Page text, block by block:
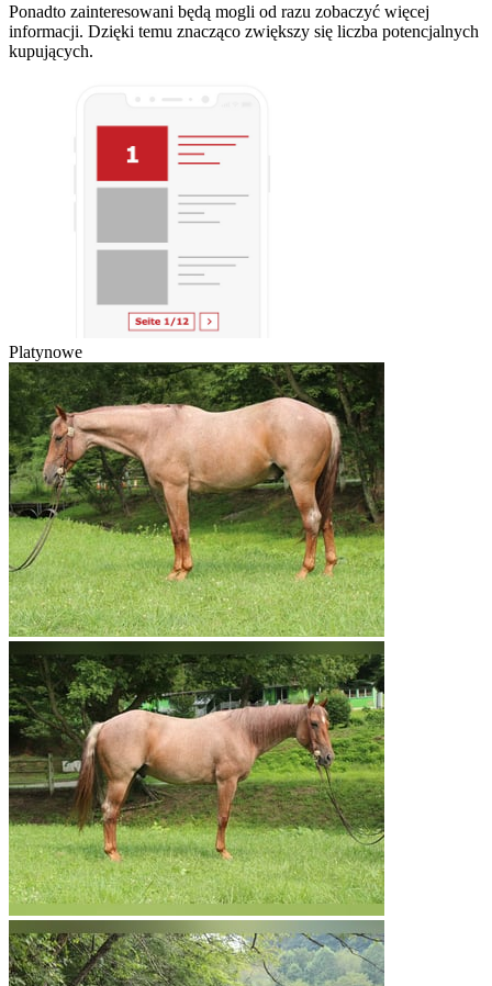
Ponadto zainteresowani będą mogli od razu zobaczyć więcej
informacji. Dzięki temu znacząco zwiększy się liczba potencjalnych
kupujących.
Platynowe